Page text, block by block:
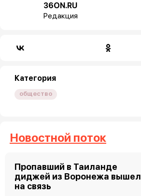
36ON.RU
Редакция
Категория
общество
Новостной поток
Пропавший в Таиланде
диджей из Воронежа вышел
на связь